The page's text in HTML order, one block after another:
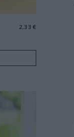
2,33 €